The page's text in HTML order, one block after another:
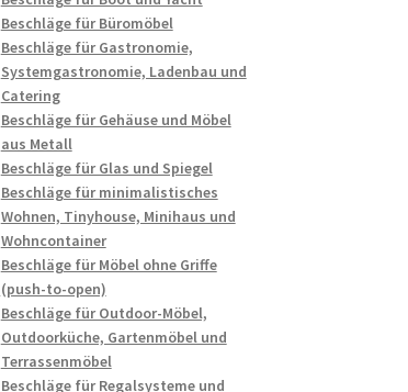
Beschläge für Büromöbel
Beschläge für Gastronomie,
Systemgastronomie, Ladenbau und
Catering
Beschläge für Gehäuse und Möbel
aus Metall
Beschläge für Glas und Spiegel
Beschläge für minimalistisches
Wohnen, Tinyhouse, Minihaus und
Wohncontainer
Beschläge für Möbel ohne Griffe
(push-to-open)
Beschläge für Outdoor-Möbel,
Outdoorküche, Gartenmöbel und
Terrassenmöbel
Beschläge für Regalsysteme und